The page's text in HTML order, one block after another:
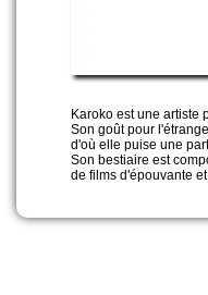
Karoko est une artiste
Son goût pour
d'où elle puise une
Son bestiaire est
de films d'épouvante